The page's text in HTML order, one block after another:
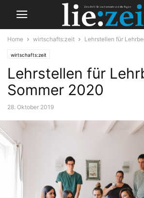
Home wirtschafts:zeit Lehrstellen für
wirtschafts:zeit
Lehrstellen für
Sommer 2020
28. Oktober 2019